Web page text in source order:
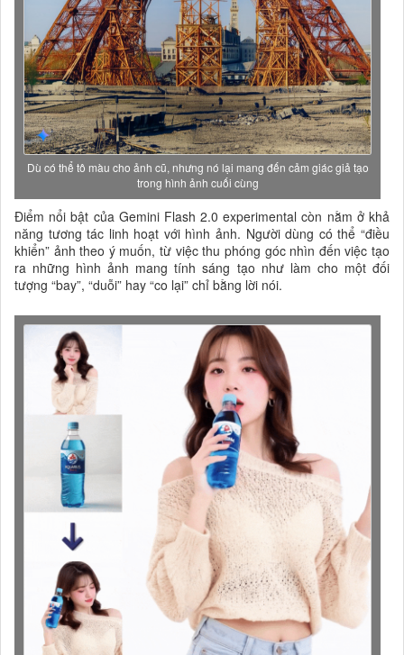
Dù có thể tô màu cho ảnh cũ, nhưng nó lại mang đến cảm giác giả tạo
trong hình ảnh cuối cùng
Điểm nổi bật của Gemini Flash 2.0 experimental còn nằm ở khả
năng tương tác linh hoạt với hình ảnh. Người dùng có thể “điều
khiển” ảnh theo ý muốn, từ việc thu phóng góc nhìn đến việc tạo
ra những hình ảnh mang tính sáng tạo như làm cho một đối
tượng “bay”, “duỗi” hay “co lại” chỉ bằng lời nói.